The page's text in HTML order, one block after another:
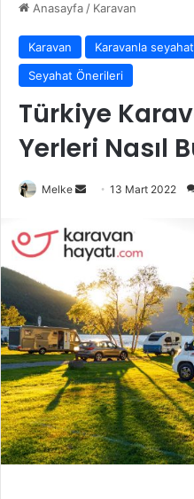
Anasayfa/ Karavan
Karavan Karavanla seyahat
Seyahat Önerileri
Türkiye
Yerleri Nasıl
Melke
Bir
posta
göndermek
13 Mart 2022